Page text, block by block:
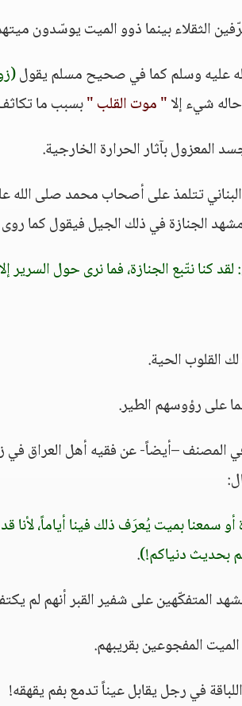
الثقلاء بينما ذوو الميت يوسّدون
عليه وسلم كما في صحيح مسلم يقول
شيء إلا" موت القلب "بسبب ما
المعزول بآثار الحرارة الخارجية.
تتلمذ على أصحاب محمد صلى الله
الجنازة في ذلك الجيل فيقول كما
كنا نتّبع الجنازة، فما نرى حول السرير
القلوب الحية.
على رؤوسهم الطير.
المصنف –أيضاً- عن فقيه أهل العراق في
سمعنا بميت يُعرَف ذلك فينا أياماً، لأنا
بحديث دنياكم!).
المتفكّهين على شفير القبر أنهم لم
المفجوعين بقريبهم.
في رجل يقابل عيناً تدمع بفم يقهقه!